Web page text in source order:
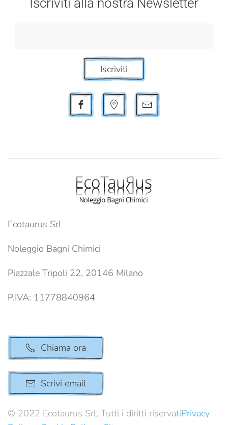
Iscriviti alla nostra Newsletter
Iscriviti
Ecotaurus Srl
Noleggio Bagni Chimici
Piazzale Tripoli 22, 20146 Milano
P.IVA: 11778840964
Chiama ora
Scrivi email
© 2022 Ecotaurus Srl, Tutti i diritti riservatiPrivacy